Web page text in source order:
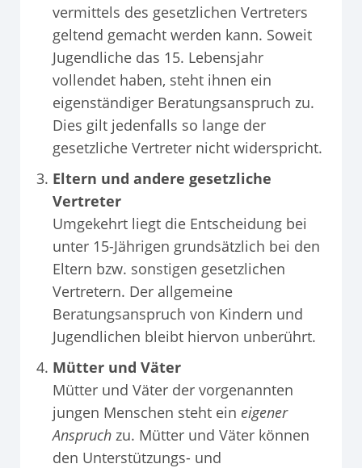
vermittels des gesetzlichen Vertreters
geltend gemacht werden kann. Soweit
Jugendliche das 15. Lebensjahr
vollendet haben, steht ihnen ein
eigenständiger Beratungsanspruch zu.
Dies gilt jedenfalls so lange der
gesetzliche Vertreter nicht widerspricht.
Eltern und andere gesetzliche
Vertreter
Umgekehrt liegt die Entscheidung bei
unter 15-Jährigen grundsätzlich bei den
Eltern bzw. sonstigen gesetzlichen
Vertretern. Der allgemeine
Beratungsanspruch von Kindern und
Jugendlichen bleibt hiervon unberührt.
Mütter und Väter
Mütter und Väter der vorgenannten
jungen Menschen steht ein eigener
Anspruch zu. Mütter und Väter können
den Unterstützungs- und